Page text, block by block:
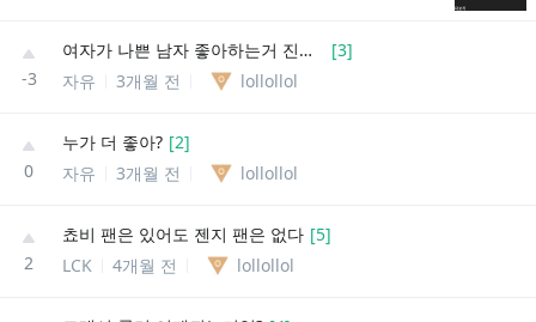
-3
여자가 나쁜 남자 좋아하는거 진짜임? [3]
자유
3개월 전 lollollol
0
누가 더 좋아? [2]
자유
3개월 전 lollollol
2
쵸비 팬은 있어도 젠지 팬은 없다 [5]
LCK
4개월 전 lollollol